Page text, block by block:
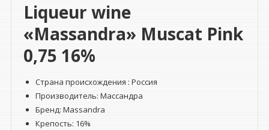
Liqueur wine
«Massandra» Muscat Pink
0,75 16%
Страна происхождения : Россия
Производитель: Массандра
Бренд: Massandra
Крепость: 16%